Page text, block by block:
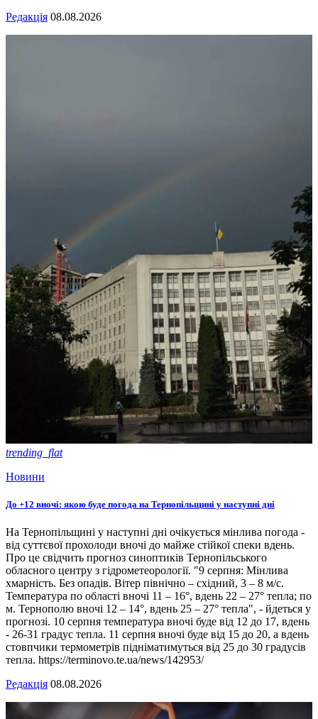
Редакція 08.08.2026
trending_flat
Новини
До +12 вночі: якою буде погода на Тернопільщині у наступні дні
На Тернопільщині у наступні дні очікується мінлива погода -
від суттєвої прохолоди вночі до майже стійкої спеки вдень.
Про це свідчить прогноз синоптиків Тернопільського
обласного центру з гідрометеорології. "9 серпня: Мінлива
хмарність. Без опадів. Вітер північно – східний, 3 – 8 м/с.
Температура по області вночі 11 – 16°, вдень 22 – 27° тепла; по
м. Тернополю вночі 12 – 14°, вдень 25 – 27° тепла", - йдеться у
прогнозі. 10 серпня температура вночі буде від 12 до 17, вдень
- 26-31 градус тепла. 11 серпня вночі буде від 15 до 20, а вдень
стовпчики термометрів підніматимуться від 25 до 30 градусів
тепла. https://terminovo.te.ua/news/142953/
Редакція 08.08.2026